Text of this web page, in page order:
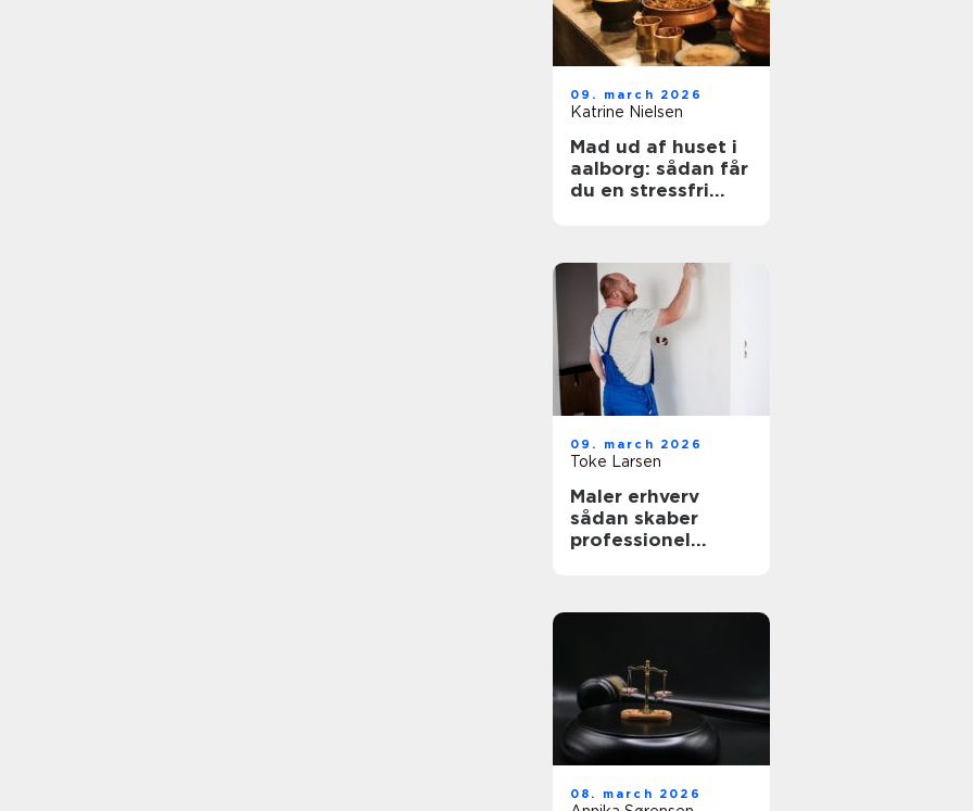
09. march 2026
Katrine Nielsen
Mad ud af huset i
aalborg: sådan får
du en stressfri
09. march 2026
Toke Larsen
Maler erhverv
sådan skaber
professionel
08. march 2026